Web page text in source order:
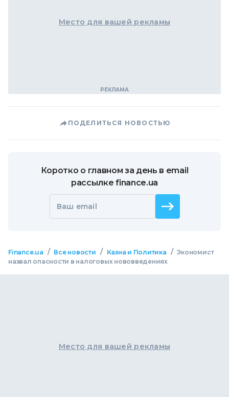
Место для вашей рекламы
ПОДЕЛИТЬСЯ НОВОСТЬЮ
Коротко о главном за день в email
рассылке finance.ua
Ваш email
Finance.ua / Все новости / Казна и Политика / Экономист
назвал опасности в налоговых нововведениях
Место для вашей рекламы